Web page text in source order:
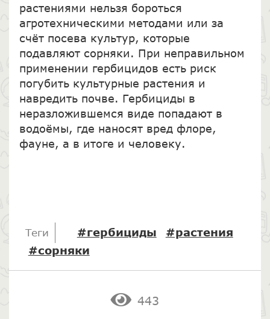
растениями нельзя бороться
агротехническими методами или за
счёт посева культур, которые
подавляют сорняки. При неправильном
применении гербицидов есть риск
погубить культурные растения и
навредить почве. Гербициды в
неразложившемся виде попадают в
водоёмы, где наносят вред флоре,
фауне, а в итоге и человеку.
Теги #гербициды
#растения
#сорняки
443